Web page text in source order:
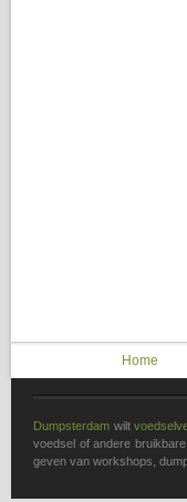
Home
Dumpsterdam wilt
voedsel of andere
geven van workshops,